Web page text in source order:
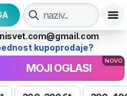
kupoprodaje?
NOVO
MOJI OGLASI